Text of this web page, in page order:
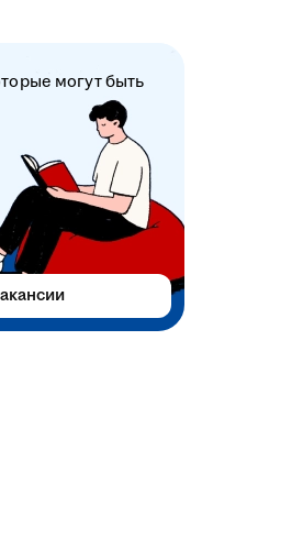
могут быть